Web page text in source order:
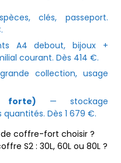
clés, passeport.
A4 debout, bijoux +
courant. Dès 414 €.
collection, usage
forte) — stockage
quantités. Dès 1 679 €.
coffre-fort choisir ?
S2 : 30L, 60L ou 80L ?